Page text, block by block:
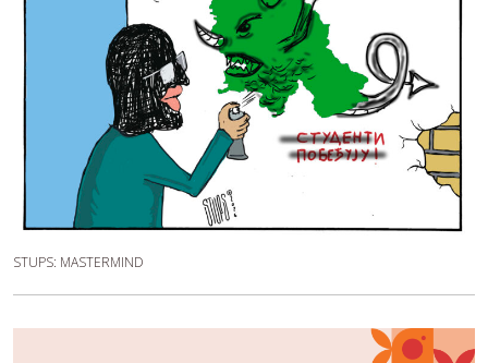
STUPS: MASTERMIND